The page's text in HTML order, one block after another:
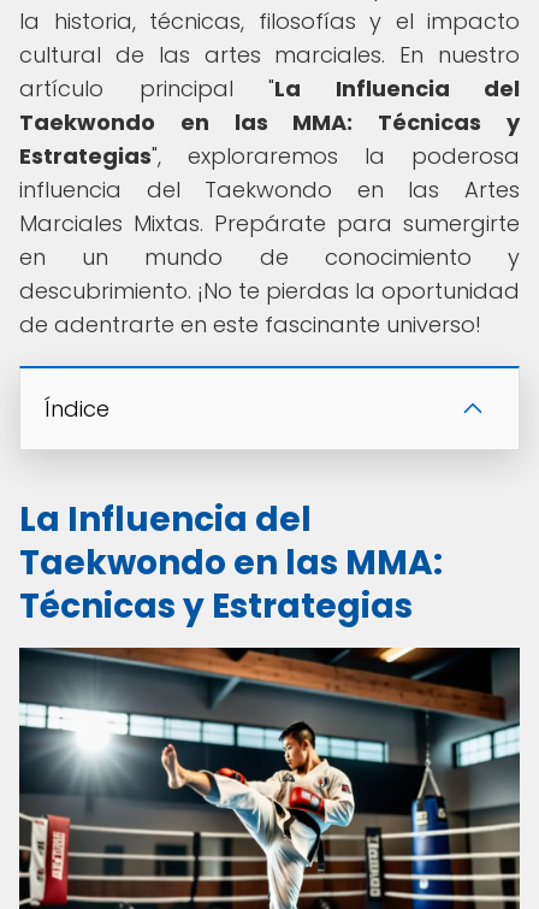
la historia, técnicas, filosofías y el impacto
cultural de las artes marciales. En nuestro
artículo principal "La Influencia del
Taekwondo en las MMA: Técnicas y
Estrategias", exploraremos la poderosa
influencia del Taekwondo en las Artes
Marciales Mixtas. Prepárate para sumergirte
en un mundo de conocimiento y
descubrimiento. ¡No te pierdas la oportunidad
de adentrarte en este fascinante universo!
Índice
La Influencia del
Taekwondo en las MMA:
Técnicas y Estrategias